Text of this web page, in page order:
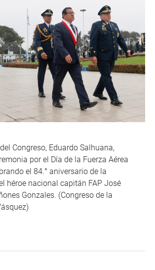
Congreso, Eduardo Salhuana,
por el Día de la Fuerza Aérea
el 84.° aniversario de la
héroe nacional capitán FAP José
Gonzales. (Congreso de la